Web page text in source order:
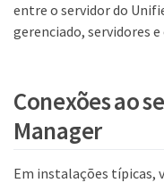
entre o servidor do
gerenciado, servidores
Conexões ao
Manager
Em instalações típicas,